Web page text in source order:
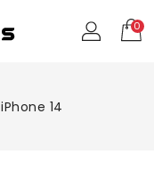
0
iPhone 14